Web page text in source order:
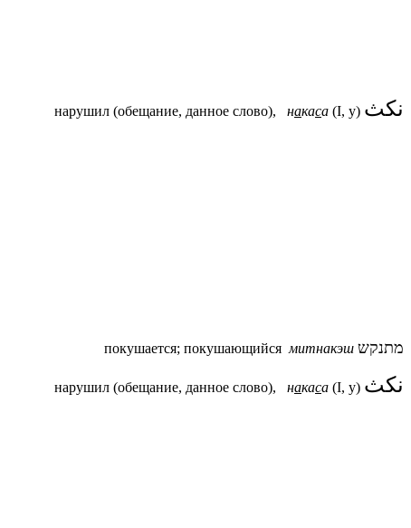
нарушил (обещание, данное слово), накаса (I, у) نكث
покушается; покушающийся митнакэш מתנקש
нарушил (обещание, данное слово), накаса (I, у) نكث